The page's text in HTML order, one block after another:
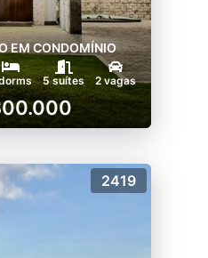
EM CONDOMÍNIO
5 suítes 2 vagas
2419